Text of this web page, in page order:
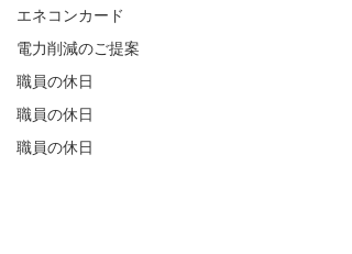
エネコンカード
電力削減のご提案
職員の休日
職員の休日
職員の休日